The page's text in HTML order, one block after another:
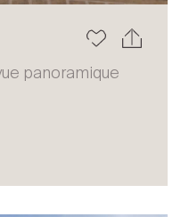
panoramique